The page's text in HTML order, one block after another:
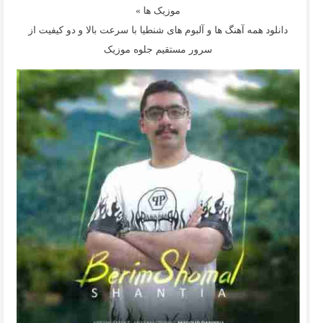
موزیک ها »
دانلود همه آهنگ ها و آلبوم های شنطیا با سرعت بالا و دو کیفیت از
سرور مستقیم جلوه موزیک